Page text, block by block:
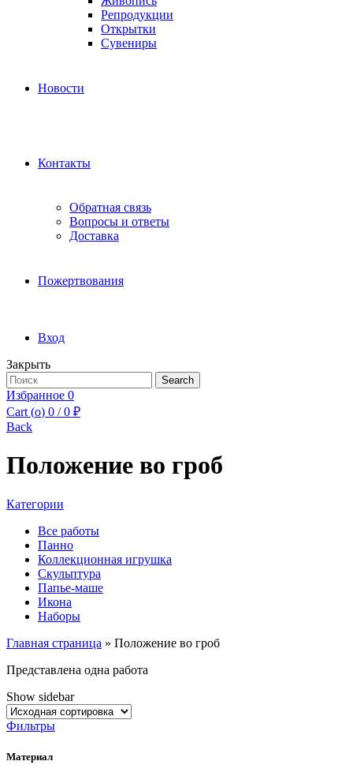
Репродукции
Открытки
Сувениры
Новости
Контакты
Обратная связь
Вопросы и ответы
Доставка
Пожертвования
Вход
Закрыть
Search
for:
Search
Избранное 0
Cart (o) 0 / 0 ₽
Back
Положение во гроб
Категории
Все работы
Панно
Коллекционная игрушка
Скульптура
Папье-маше
Икона
Наборы
Главная страница » Положение во гроб
Представлена одна работа
Show sidebar
Фильтры
Материал